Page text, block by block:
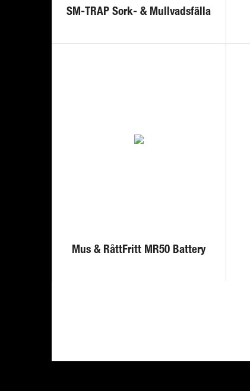
SM-TRAP Sork- & Mullvadsfälla
Mus & RåttFritt MR50 Battery